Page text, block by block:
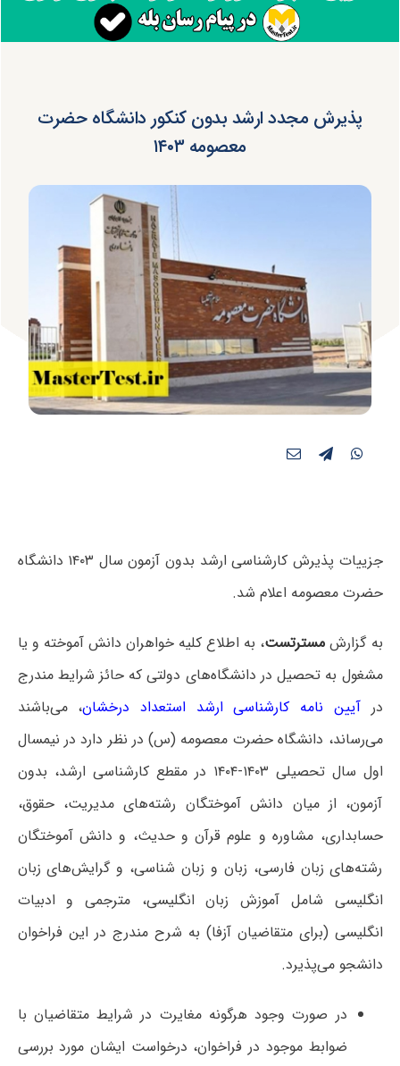
پذیرش مجدد ارشد بدون کنکور دانشگاه حضرت
معصومه ۱۴۰۳
جزییات پذیرش کارشناسی ارشد بدون آزمون سال ۱۴۰۳ دانشگاه
حضرت معصومه اعلام شد.
به گزارش مسترتست، به اطلاع کلیه خواهران دانش آموخته و یا
مشغول به تحصیل در دانشگاه‌های دولتی که حائز شرایط مندرج
درآیین نامه کارشناسی ارشد استعداد درخشان، می‌باشند
می‌رساند، دانشگاه حضرت معصومه (س) در نظر دارد در نیمسال
اول سال تحصیلی ۱۴۰۳-۱۴۰۴ در مقطع کارشناسی ارشد، بدون
آزمون، از میان دانش آموختگان رشته‌های مدیریت، حقوق،
حسابداری، مشاوره و علوم قرآن و حدیث، و دانش آموختگان
رشته‌های زبان فارسی، زبان و زبان شناسی، و گرایش‌های زبان
انگلیسی شامل آموزش زبان انگلیسی، مترجمی و ادبیات
انگلیسی (برای متقاضیان آزفا) به شرح مندرج در این فراخوان
دانشجو می‌پذیرد.
در صورت وجود هرگونه مغایرت در شرایط متقاضیان با
ضوابط موجود در فراخوان، درخواست ایشان مورد بررسی